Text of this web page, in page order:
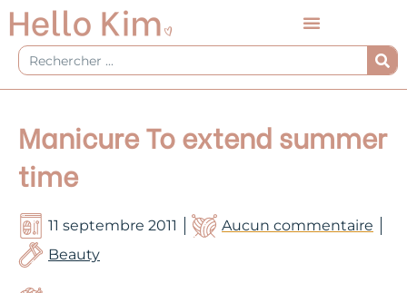
Aller
au
contenu
Rechercher
Manicure To extend summer
time
11 septembre 2011
Aucun commentaire
Beauty